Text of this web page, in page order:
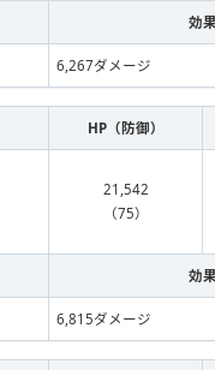
効果
6,267ダメージ
HP（防御）
21,542
（75）
効果
6,815ダメージ